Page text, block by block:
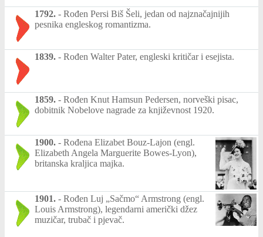
1792. - Rođen Persi Biš Šeli, jedan od najznačajnijih
pesnika engleskog romantizma.
1839. - Rođen Walter Pater, engleski kritičar i esejista.
1859. - Rođen Knut Hamsun Pedersen, norveški pisac,
dobitnik Nobelove nagrade za književnost 1920.
1900. - Rođena Elizabet Bouz-Lajon (engl.
Elizabeth Angela Marguerite Bowes-Lyon),
britanska kraljica majka.
1901. - Rođen Luj „Sačmo“ Armstrong (engl.
Louis Armstrong), legendarni američki džez
muzičar, trubač i pjevač.